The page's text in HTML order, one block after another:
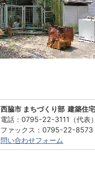
西脇市 まちづくり部 建築住
電話：0795-22-3111（代表）
ファックス：0795-22-8573
問い合わせフォーム